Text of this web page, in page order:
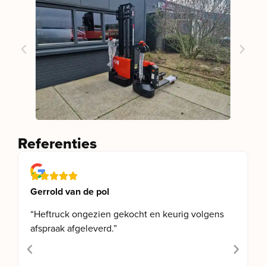
Referenties
Gerrold van de pol
“Heftruck ongezien gekocht en keurig volgens
afspraak afgeleverd.”